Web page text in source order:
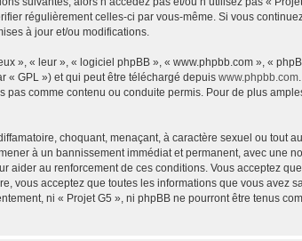
régulièrement celles-ci par vous-même. Si vous
à jour et/ou modifications.
», « leur », « logiciel phpBB », « www.phpbb.com », «
« GPL ») et qui peut être téléchargé depuis www.phpbb.com
pas comme contenu ou conduite permis. Pour de plus
choquant, menaçant, à caractère sexuel ou tout
à un bannissement immédiat et permanent, avec une
aider au renforcement de ces conditions. Vous acceptez
vous acceptez que toutes les informations que vous avez
ni « Projet G5 », ni phpBB ne pourront être tenus